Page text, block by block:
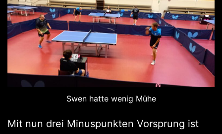
Swen hatte wenig Mühe
Mit nun drei Minuspunkten Vorsprung ist